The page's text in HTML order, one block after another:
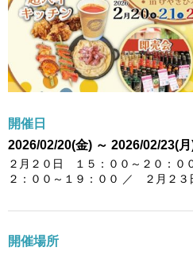
開催日
2026/02/20(金) ～ 2026/02/23(
２月２０日 １５：００～２０：
２：００～１９：００ ／ ２月２
開催場所